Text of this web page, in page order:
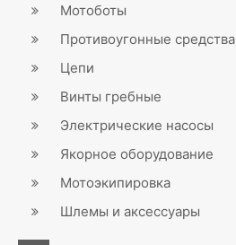
Мотоботы
Противоугонные средства
Цепи
Винты гребные
Электрические насосы
Якорное оборудование
Мотоэкипировка
Шлемы и аксессуары